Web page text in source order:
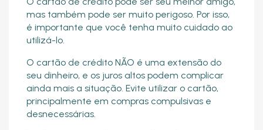
mas também pode ser muito perigoso. Por isso,
é importante que você tenha muito cuidado ao
utilizá-lo.
O cartão de crédito NÃO é uma extensão do
seu dinheiro, e os juros altos podem complicar
ainda mais a situação. Evite utilizar o cartão,
principalmente em compras compulsivas e
desnecessárias.